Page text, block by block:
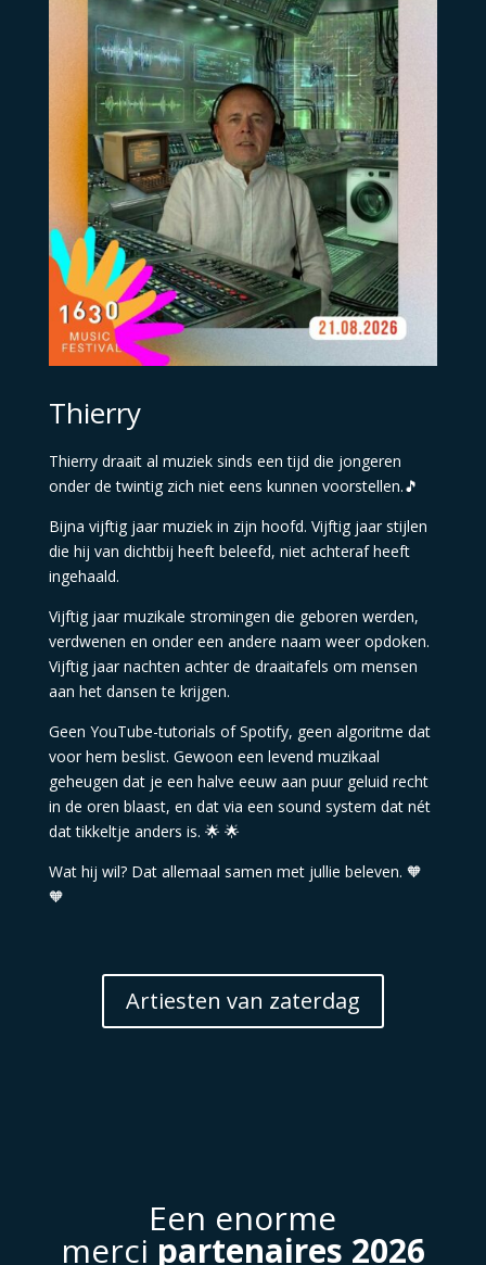
Thierry
Thierry draait al muziek sinds een tijd die jongeren
onder de twintig zich niet eens kunnen voorstellen.🎵
Bijna vijftig jaar muziek in zijn hoofd. Vijftig jaar stijlen
die hij van dichtbij heeft beleefd, niet achteraf heeft
ingehaald.
Vijftig jaar muzikale stromingen die geboren werden,
verdwenen en onder een andere naam weer opdoken.
Vijftig jaar nachten achter de draaitafels om mensen
aan het dansen te krijgen.
Geen YouTube-tutorials of Spotify, geen algoritme dat
voor hem beslist. Gewoon een levend muzikaal
geheugen dat je een halve eeuw aan puur geluid recht
in de oren blaast, en dat via een sound system dat nét
dat tikkeltje anders is. 🌟 🌟
Wat hij wil? Dat allemaal samen met jullie beleven. 🧡
🧡
Artiesten van zaterdag
Een enorme
merci partenaires 2026